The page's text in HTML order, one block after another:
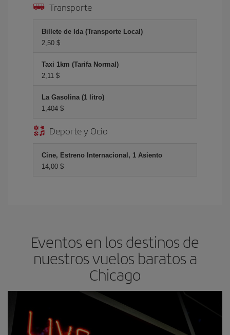
Transporte
Billete de Ida (Transporte Local)
2,50 $
Taxi 1km (Tarifa Normal)
2,11 $
La Gasolina (1 litro)
1,404 $
Deporte y Ocio
Cine, Estreno Internacional, 1 Asiento
14,00 $
Eventos en los destinos de
nuestros vuelos baratos a
Chicago